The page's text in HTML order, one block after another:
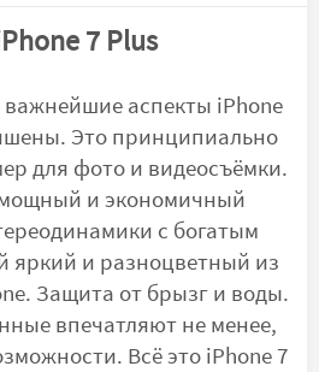
7 Plus
важнейшие аспекты iPhone
Это принципиально
для фото и видеосъёмки.
и экономичный
с богатым
яркий и разноцветный из
Защита от брызг и воды.
впечатляют не менее,
Всё это iPhone 7